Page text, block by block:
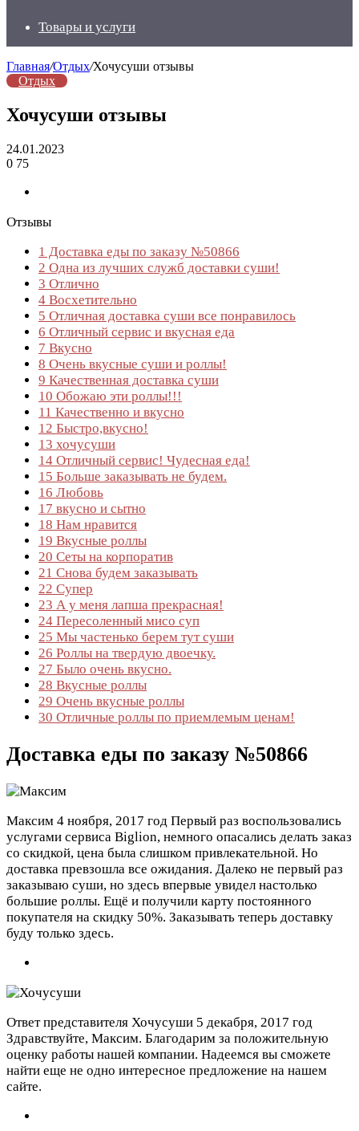
Товары и услуги
Главная/Отдых/Хочусуши отзывы
Отдых
Хочусуши отзывы
24.01.2023
0 75
Отзывы
1 Доставка еды по заказу №50866
2 Одна из лучших служб доставки суши!
3 Отлично
4 Восхетительно
5 Отличная доставка суши все понравилось
6 Отличный сервис и вкусная еда
7 Вкусно
8 Очень вкусные суши и роллы!
9 Качественная доставка суши
10 Обожаю эти роллы!!!
11 Качественно и вкусно
12 Быстро,вкусно!
13 хочусуши
14 Отличный сервис! Чудесная еда!
15 Больше заказывать не будем.
16 Любовь
17 вкусно и сытно
18 Нам нравится
19 Вкусные роллы
20 Сеты на корпоратив
21 Снова будем заказывать
22 Супер
23 А у меня лапша прекрасная!
24 Пересоленный мисо суп
25 Мы частенько берем тут суши
26 Роллы на твердую двоечку.
27 Было очень вкусно.
28 Вкусные роллы
29 Очень вкусные роллы
30 Отличные роллы по приемлемым ценам!
Доставка еды по заказу №50866
Максим 4 ноября, 2017 год Первый раз воспользовались
услугами сервиса Biglion, немного опасались делать заказ
со скидкой, цена была слишком привлекательной. Но
доставка превзошла все ожидания. Далеко не первый раз
заказываю суши, но здесь впервые увидел настолько
большие роллы. Ещё и получили карту постоянного
покупателя на скидку 50%. Заказывать теперь доставку
буду только здесь.
Ответ представителя Хочусуши 5 декабря, 2017 год
Здравствуйте, Максим. Благодарим за положительную
оценку работы нашей компании. Надеемся вы сможете
найти еще не одно интересное предложение на нашем
сайте.